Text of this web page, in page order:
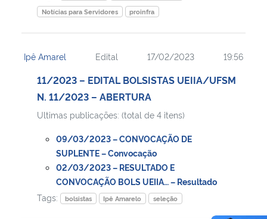
Notícias para Servidores
proinfra
Ipê Amarel Edital 17/02/2023 19:56
11/2023 – EDITAL BOLSISTAS UEIIA/UFSM
N. 11/2023 – ABERTURA
Ultimas publicações: (total de 4 itens)
09/03/2023 – CONVOCAÇÃO DE
SUPLENTE – Convocação
02/03/2023 – RESULTADO E
CONVOCAÇÃO BOLS UEIIA… – Resultado
Tags:
bolsistas Ipê Amarelo seleção